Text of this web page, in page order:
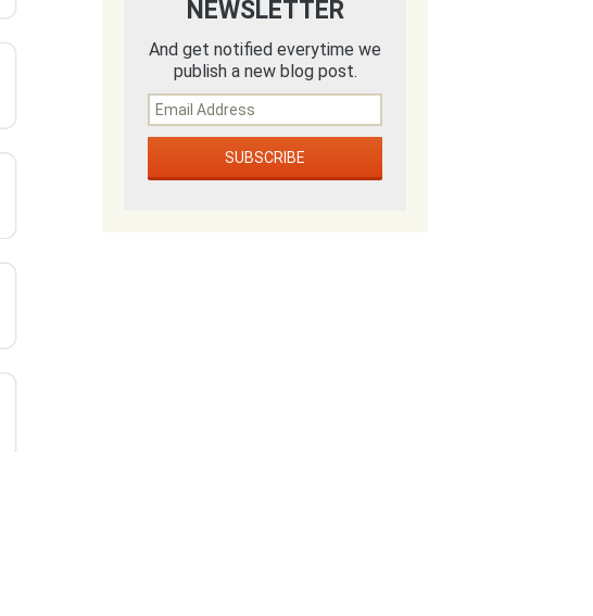
NEWSLETTER
And get notified everytime we
publish a new blog post.